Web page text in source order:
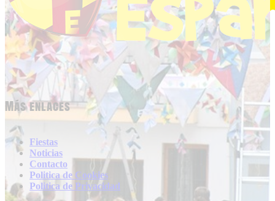
Más enlaces
Fiestas
Noticias
Contacto
Politica de Cookies
Politica de Privacidad